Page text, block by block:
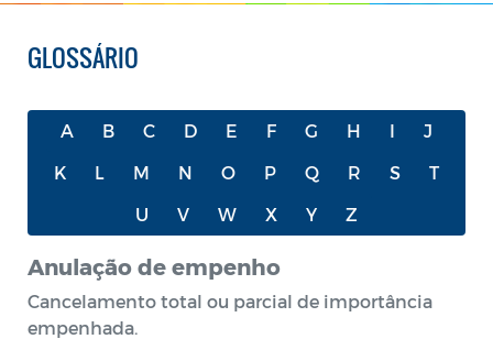
GLOSSÁRIO
A B C D E F G H I
J
K
L M N O P Q R S
T
U
V W X Y Z
Anulação de empenho
Cancelamento total ou parcial de importância
empenhada.